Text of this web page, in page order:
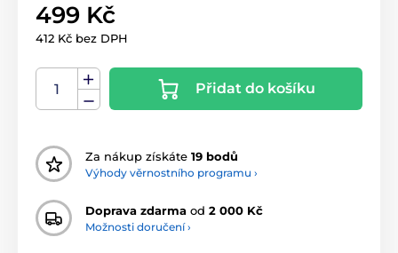
499 Kč
412 Kč bez DPH
Přidat do košíku
Za nákup získáte 19 bodů
Výhody věrnostního programu ›
Doprava zdarma od 2 000 Kč
Možnosti doručení ›